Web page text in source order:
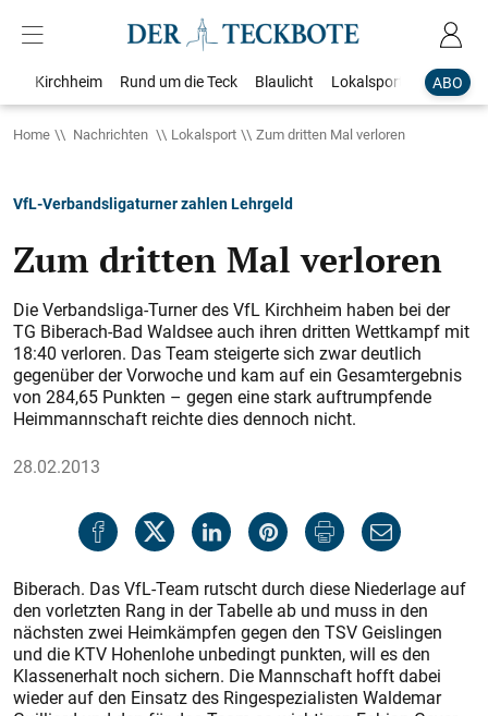
ABO
Kirchheim Rund um die Teck Blaulicht Lokalsport
Home Nachrichten Lokalsport Zum dritten Mal verloren
VfL-Verbandsligaturner zahlen Lehrgeld
Zum dritten Mal verloren
Die Verbandsliga-Turner des VfL Kirchheim haben bei der
TG Biberach-Bad Waldsee auch ihren dritten Wettkampf mit
18:40 verloren. Das Team steigerte sich zwar deutlich
gegenüber der Vorwoche und kam auf ein Gesamtergebnis
von 284,65 Punkten – gegen eine stark auftrumpfende
Heimmannschaft reichte dies dennoch nicht.
28.02.2013
Biberach. Das VfL-Team rutscht durch diese Niederlage auf
den vorletzten Rang in der Tabelle ab und muss in den
nächsten zwei Heimkämpfen gegen den TSV Geislingen
und die KTV Hohenlohe unbedingt punkten, will es den
Klassenerhalt noch sichern. Die Mannschaft hofft dabei
wieder auf den Einsatz des Ringespezialisten Waldemar